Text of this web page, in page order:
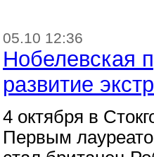
05.10 12:36
Нобелевская
развитие
4 октября в
Первым